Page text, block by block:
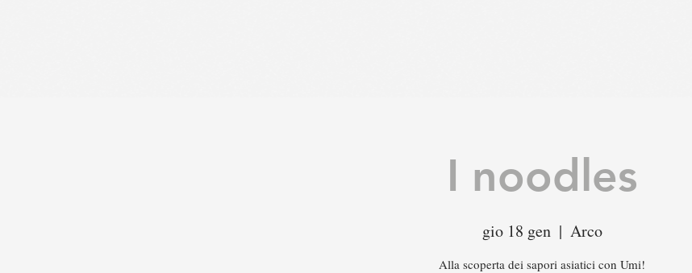
I noodles
gio 18 gen
  |
Arco
Alla scoperta dei sapori asiatici con Umi!